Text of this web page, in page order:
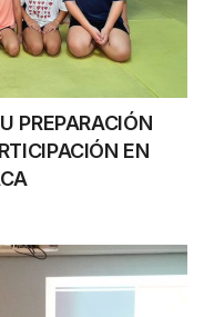
PREPARACIÓN
EN